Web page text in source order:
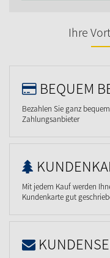
Ihre
BEQUEM
Bezahlen Sie ganz
Zahlungsanbieter
Mit jedem Kauf werden
Kundenkarte gut